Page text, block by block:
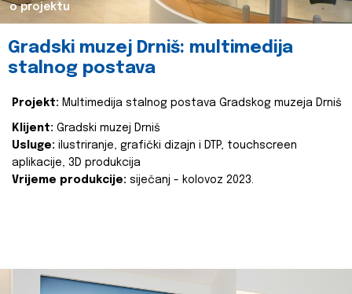
o projektu
Gradski muzej Drniš: multimedija
stalnog postava
Projekt: Multimedija stalnog postava Gradskog muzeja Drniš
Klijent: Gradski muzej Drniš
Usluge: ilustriranje, grafički dizajn i DTP, touchscreen
aplikacije, 3D produkcija
Vrijeme produkcije: siječanj - kolovoz 2023.